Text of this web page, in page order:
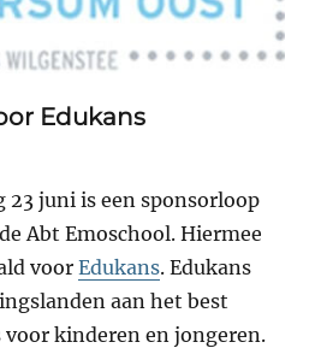
Edukans
23 juni is een sponsorloop
Abt Emoschool. Hiermee
voor Edukans. Edukans
aan het best
kinderen en jongeren.